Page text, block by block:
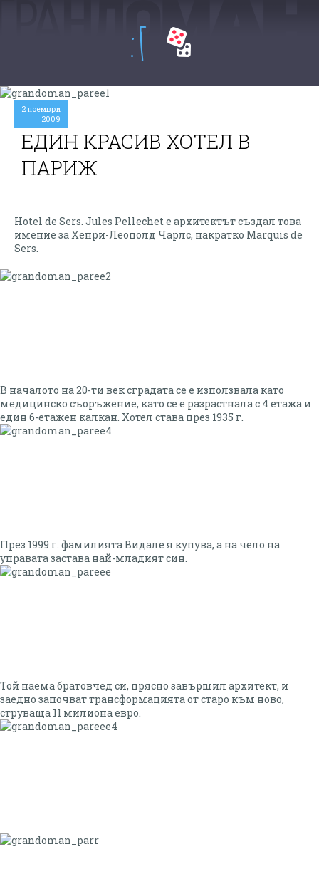
:Г
2 ноември
2009
ЕДИН КРАСИВ ХОТЕЛ В
ПАРИЖ
Hotel de Sers. Jules Pellechet е архитектът създал това
имение за Хенри-Леополд Чарлс, накратко Marquis de
Sers.
В началото на 20-ти век сградата се е използвала като
медицинско съоръжение, като се е разрастнала с 4 етажа и
един 6-етажен калкан. Хотел става през 1935 г.
През 1999 г. фамилията Видале я купува, а на чело на
управата застава най-младият син.
Той наема братовчед си, прясно завършил архитект, и
заедно започват трансформацията от старо към ново,
струваща 11 милиона евро.